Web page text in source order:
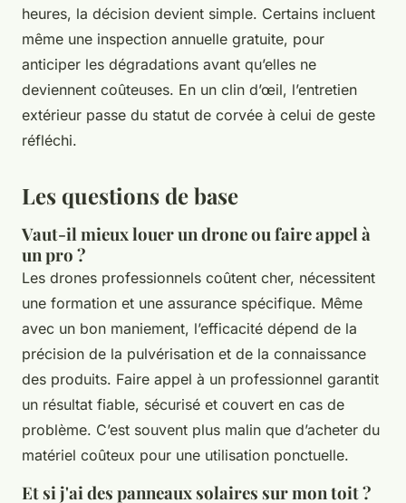
heures, la décision devient simple. Certains incluent
même une inspection annuelle gratuite, pour
anticiper les dégradations avant qu’elles ne
deviennent coûteuses. En un clin d’œil, l’entretien
extérieur passe du statut de corvée à celui de geste
réfléchi.
Les questions de base
Vaut-il mieux louer un drone ou faire appel à
un pro ?
Les drones professionnels coûtent cher, nécessitent
une formation et une assurance spécifique. Même
avec un bon maniement, l’efficacité dépend de la
précision de la pulvérisation et de la connaissance
des produits. Faire appel à un professionnel garantit
un résultat fiable, sécurisé et couvert en cas de
problème. C’est souvent plus malin que d’acheter du
matériel coûteux pour une utilisation ponctuelle.
Et si j'ai des panneaux solaires sur mon toit ?